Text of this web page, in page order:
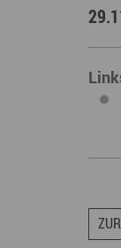
& Hausbau